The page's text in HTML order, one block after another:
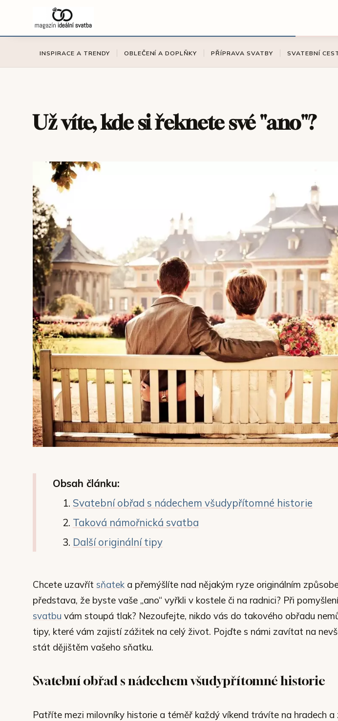
INSPIRACE A TRENDY OBLEČENÍ A DOPLŇKY PŘÍPRAVA SVATBY SVATEBNÍ
Už víte, kde si řeknete své "ano"?
Obsah článku:
Svatební obřad s nádechem všudypřítomné historie
Taková námořnická svatba
Další originální tipy
Chcete uzavřít sňatek a přemýšlíte nad nějakým ryze originálním
představa, že byste vaše „ano“ vyřkli v kostele či na radnici? Při
svatbu vám stoupá tlak? Nezoufejte, nikdo vás do takového obřadu
tipy, které vám zajistí zážitek na celý život. Pojďte s námi zavítat na
stát dějištěm vašeho sňatku.
Svatební obřad s nádechem všudypřítomné historie
Patříte mezi milovníky historie a téměř každý víkend trávíte na hradech a